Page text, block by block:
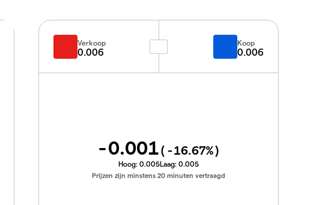
Verkoop
0.006
Koop
0.006
-0.001( -16.67%)
Hoog: 0.005Laag: 0.005
Prijzen zijn minstens 20 minuten vertraagd